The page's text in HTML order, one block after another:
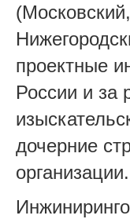
проектные
России и за
дочерние
организации.